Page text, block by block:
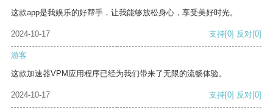
这款app是我娱乐的好帮手，让我能够放松身心，享受美好时光。
2024-10-17 支持[0] 反对[0]
游客
这款加速器VPM应用程序已经为我们带来了无限的流畅体验。
2024-10-17 支持[0] 反对[0]